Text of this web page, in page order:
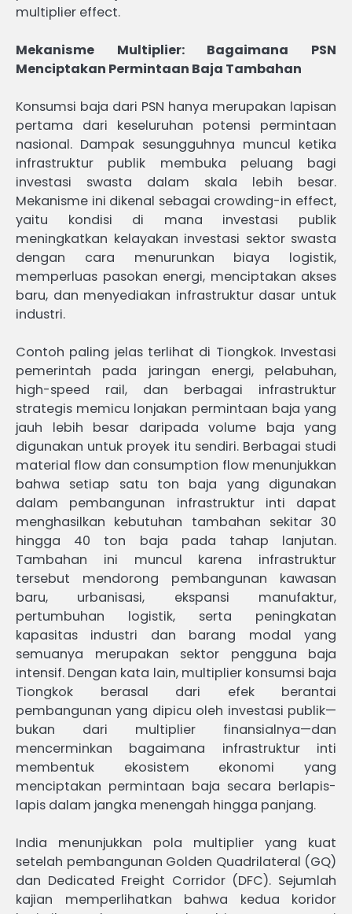
multiplier effect.
Mekanisme Multiplier: Bagaimana PSN
Menciptakan Permintaan Baja Tambahan
Konsumsi baja dari PSN hanya merupakan lapisan
pertama dari keseluruhan potensi permintaan
nasional. Dampak sesungguhnya muncul ketika
infrastruktur publik membuka peluang bagi
investasi swasta dalam skala lebih besar.
Mekanisme ini dikenal sebagai crowding-in effect,
yaitu kondisi di mana investasi publik
meningkatkan kelayakan investasi sektor swasta
dengan cara menurunkan biaya logistik,
memperluas pasokan energi, menciptakan akses
baru, dan menyediakan infrastruktur dasar untuk
industri.
Contoh paling jelas terlihat di Tiongkok. Investasi
pemerintah pada jaringan energi, pelabuhan,
high-speed rail, dan berbagai infrastruktur
strategis memicu lonjakan permintaan baja yang
jauh lebih besar daripada volume baja yang
digunakan untuk proyek itu sendiri. Berbagai studi
material flow dan consumption flow menunjukkan
bahwa setiap satu ton baja yang digunakan
dalam pembangunan infrastruktur inti dapat
menghasilkan kebutuhan tambahan sekitar 30
hingga 40 ton baja pada tahap lanjutan.
Tambahan ini muncul karena infrastruktur
tersebut mendorong pembangunan kawasan
baru, urbanisasi, ekspansi manufaktur,
pertumbuhan logistik, serta peningkatan
kapasitas industri dan barang modal yang
semuanya merupakan sektor pengguna baja
intensif. Dengan kata lain, multiplier konsumsi baja
Tiongkok berasal dari efek berantai
pembangunan yang dipicu oleh investasi publik—
bukan dari multiplier finansialnya—dan
mencerminkan bagaimana infrastruktur inti
membentuk ekosistem ekonomi yang
menciptakan permintaan baja secara berlapis-
lapis dalam jangka menengah hingga panjang.
India menunjukkan pola multiplier yang kuat
setelah pembangunan Golden Quadrilateral (GQ)
dan Dedicated Freight Corridor (DFC). Sejumlah
kajian memperlihatkan bahwa kedua koridor